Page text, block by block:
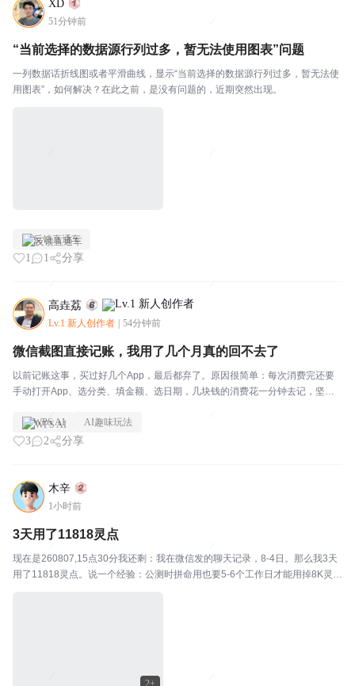
XD
51分钟前
“当前选择的数据源行列过多，暂无法使用图表”问题
一列数据话折线图或者平滑曲线，显示“当前选择的数据源行列过多，暂无法使
用图表”，如何解决？在此之前，是没有问题的，近期突然出现。
反馈直通车
1 1 分享
高垚荔
Lv.1 新人创作者 54分钟前
微信截图直接记账，我用了几个月真的回不去了
以前记账这事，买过好几个App，最后都弃了。原因很简单：每次消费完还要
手动打开App、选分类、填金额、选日期，几块钱的消费花一分钟去记，坚持
现在我的做法是这样的：微信或支付宝的账单截...
WPS AI AI趣味玩法
3 2 分享
木辛
1小时前
3天用了11818灵点
现在是260807,15点30分我还剩：我在微信发的聊天记录，8-4日。那么我3天
用了11818灵点。说一个经验：公测时拼命用也要5-6个工作日才能用掉8K灵